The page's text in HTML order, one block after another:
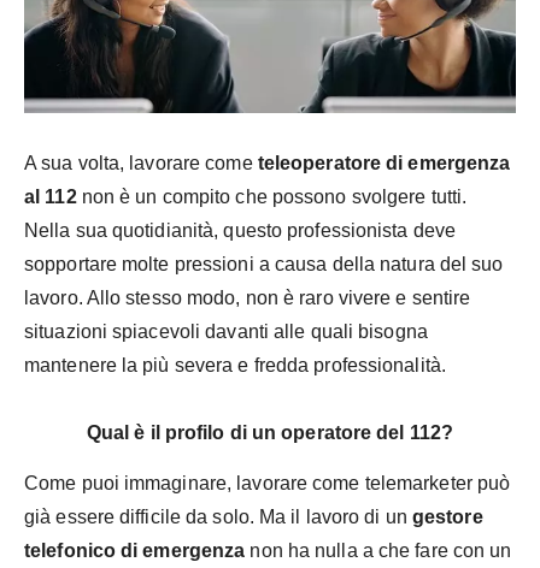
A sua volta, lavorare come teleoperatore di emergenza
al 112non è un compito che possono svolgere tutti.
Nella sua quotidianità, questo professionista deve
sopportare molte pressioni a causa della natura del suo
lavoro. Allo stesso modo, non è raro vivere e sentire
situazioni spiacevoli davanti alle quali bisogna
mantenere la più severa e fredda professionalità.
Qual è il profilo di un operatore del 112?
Come puoi immaginare, lavorare come telemarketer può
già essere difficile da solo. Ma il lavoro di un gestore
telefonico di emergenza non ha nulla a che fare con un